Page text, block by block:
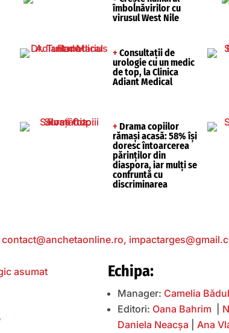
îmbolnăvirilor cu
virusul West Nile
+ Consultații de
urologie cu un medic
de top, la Clinica
Adiant Medical
+ Drama copiilor
rămași acasă: 58% își
doresc întoarcerea
părinților din
diaspora, iar mulți se
confruntă cu
discriminarea
contact@anchetaonline.ro,
asumat
Echipa:
Manager: Camelia
Editori: Oana Bahrim
Daniela Neacșa
Ana